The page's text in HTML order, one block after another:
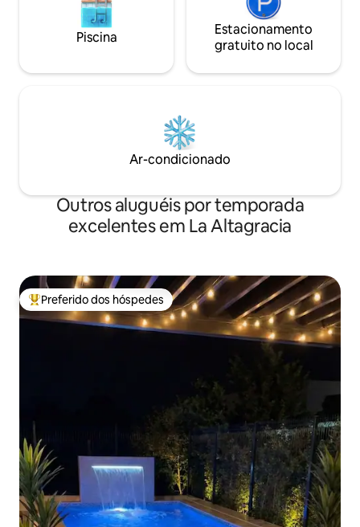
Piscina
Estacionamento
gratuito no local
Ar-condicionado
Outros aluguéis por temporada
excelentes em La Altagracia
Entre os melhores preferidos dos hóspedes
Preferido dos hóspedes